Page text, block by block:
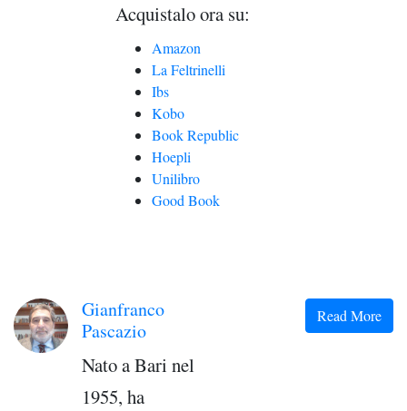
Acquistalo ora su:
Amazon
La Feltrinelli
Ibs
Kobo
Book Republic
Hoepli
Unilibro
Good Book
Gianfranco
Pascazio
Nato a Bari nel
1955, ha
Read More